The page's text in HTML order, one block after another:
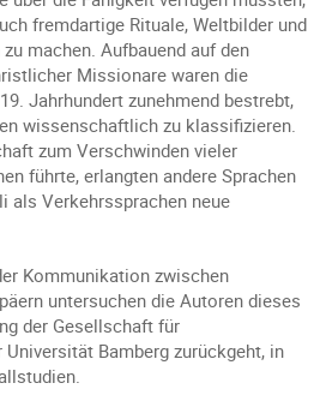
fremdartige Rituale, Weltbilder und
machen. Aufbauend auf den
Missionare waren die
Jahrhundert zunehmend bestrebt,
wissenschaftlich zu klassifizieren.
zum Verschwinden vieler
führte, erlangten andere Sprachen
als Verkehrssprachen neue
Kommunikation zwischen
untersuchen die Autoren dieses
der Gesellschaft für
Bamberg zurückgeht, in